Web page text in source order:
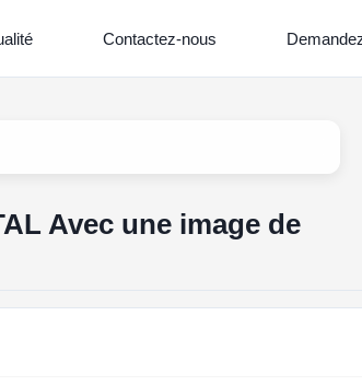
Contactez-nous
Avec une image de